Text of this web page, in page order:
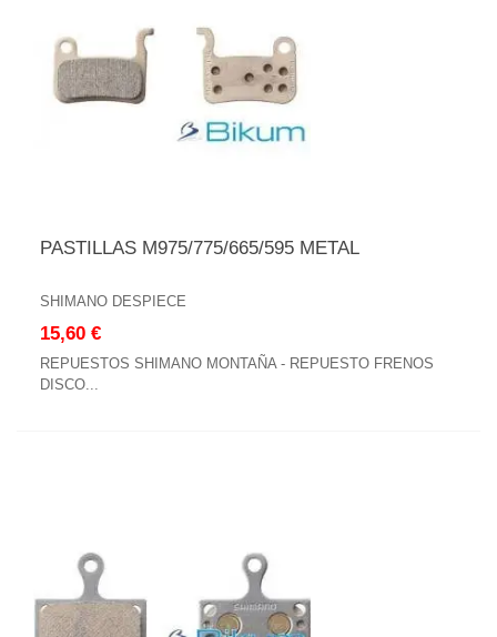
PASTILLAS M975/775/665/595 METAL
SHIMANO DESPIECE
15,60 €
REPUESTOS SHIMANO MONTAÑA - REPUESTO FRENOS
DISCO...